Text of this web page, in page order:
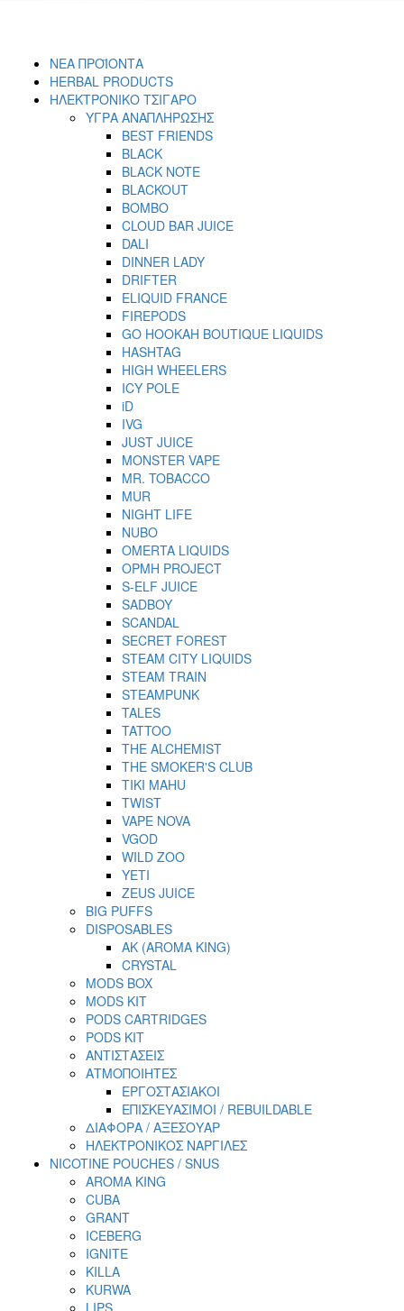
ΝΕΑ ΠΡΟΪΟΝΤΑ
HERBAL PRODUCTS
ΗΛΕΚΤΡΟΝΙΚΟ ΤΣΙΓΑΡΟ
ΥΓΡΑ ΑΝΑΠΛΗΡΩΣΗΣ
BEST FRIENDS
BLACK
BLACK NOTE
BLACKOUT
BOMBO
CLOUD BAR JUICE
DALI
DINNER LADY
DRIFTER
ELIQUID FRANCE
FIREPODS
GO HOOKAH BOUTIQUE LIQUIDS
HASHTAG
HIGH WHEELERS
ICY POLE
iD
IVG
JUST JUICE
MONSTER VAPE
MR. TOBACCO
MUR
NIGHT LIFE
NUBO
OMERTA LIQUIDS
OPMH PROJECT
S-ELF JUICE
SADBOY
SCANDAL
SECRET FOREST
STEAM CITY LIQUIDS
STEAM TRAIN
STEAMPUNK
TALES
TATTOO
THE ALCHEMIST
THE SMOKER'S CLUB
TIKI MAHU
TWIST
VAPE NOVA
VGOD
WILD ZOO
YETI
ZEUS JUICE
BIG PUFFS
DISPOSABLES
AK (AROMA KING)
CRYSTAL
MODS BOX
MODS KIT
PODS CARTRIDGES
PODS KIT
ΑΝΤΙΣΤΑΣΕΙΣ
ΑΤΜΟΠΟΙΗΤΕΣ
ΕΡΓΟΣΤΑΣΙΑΚΟΙ
ΕΠΙΣΚΕΥΑΣΙΜΟΙ / REBUILDABLE
ΔΙΑΦΟΡΑ / ΑΞΕΣΟΥΑΡ
ΗΛΕΚΤΡΟΝΙΚΟΣ ΝΑΡΓΙΛΕΣ
NICOTINE POUCHES / SNUS
AROMA KING
CUBA
GRANT
ICEBERG
IGNITE
KILLA
KURWA
LIPS